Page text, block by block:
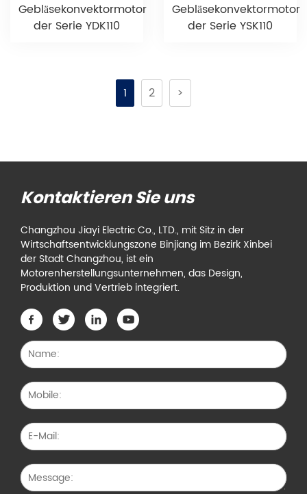
Gebläsekonvektormotor
der Serie YDK110
Gebläsekonvektormotor
der Serie YSK110
1 2 >
Kontaktieren Sie uns
Changzhou Jiayi Electric Co., LTD., mit Sitz in der
Wirtschaftsentwicklungszone Binjiang im Bezirk Xinbei
der Stadt Changzhou, ist ein
Motorenherstellungsunternehmen, das Design,
Produktion und Vertrieb integriert.